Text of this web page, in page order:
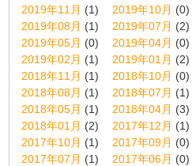
2019年11月 (1) 2019年10月 (0)
2019年08月 (1) 2019年07月 (2)
2019年05月 (0) 2019年04月 (0)
2019年02月 (1) 2019年01月 (2)
2018年11月 (1) 2018年10月 (0)
2018年08月 (1) 2018年07月 (1)
2018年05月 (1) 2018年04月 (3)
2018年01月 (2) 2017年12月 (1)
2017年10月 (1) 2017年09月 (0)
2017年07月 (1) 2017年06月 (0)